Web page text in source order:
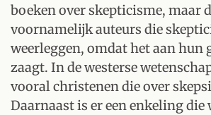
boeken over skepticisme, maar
voornamelijk auteurs die
weerleggen, omdat het aan hun
zaagt. In de westerse
vooral christenen die over
Daarnaast is er een enkeling die